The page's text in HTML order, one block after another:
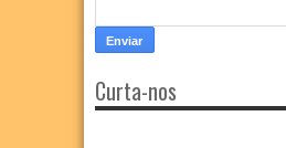
Curta-nos